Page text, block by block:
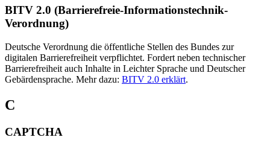
BITV 2.0 (Barrierefreie-Informationstechnik-
Verordnung)
Deutsche Verordnung die öffentliche Stellen des Bundes zur
digitalen Barrierefreiheit verpflichtet. Fordert neben technischer
Barrierefreiheit auch Inhalte in Leichter Sprache und Deutscher
Gebärdensprache. Mehr dazu: BITV 2.0 erklärt.
C
CAPTCHA